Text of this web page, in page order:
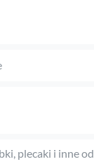
plecaki i inne od